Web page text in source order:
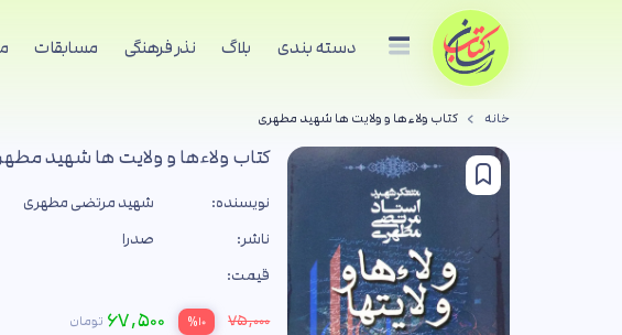
دسته بندی بلاگ نذر فرهنگی مسابقات
خانه کتاب ولاءها و ولایت ها شهید مطهری
کتاب ولاءها و ولایت ها شهید
نویسنده:
شهید مرتضی مطهری
ناشر:
صدرا
قیمت:
۷۵,۰۰۰ %۱۰ ۶۷,۵۰۰ تومان